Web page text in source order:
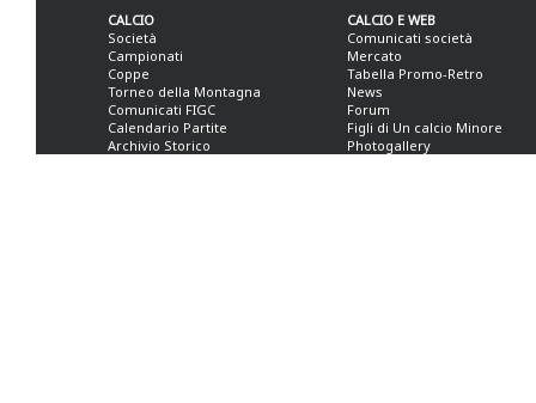
CALCIO
Società
Campionati
Coppe
Torneo della Montagna
Comunicati FIGC
Calendario Partite
Archivio Storico
CALCIO E WEB
Comunicati società
Mercato
Tabella Promo-Retro
News
Forum
Figli di Un calcio Minore
Photogallery